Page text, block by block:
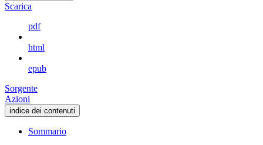
Scarica
pdf
html
epub
Sorgente
Azioni
indice dei contenuti
Sommario